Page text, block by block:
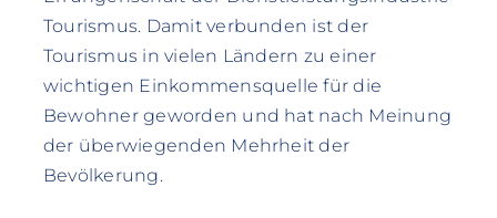
Tourismus. Damit verbunden ist der
Tourismus in vielen Ländern zu einer
wichtigen Einkommensquelle für die
Bewohner geworden und hat nach Meinung
der überwiegenden Mehrheit der
Bevölkerung.